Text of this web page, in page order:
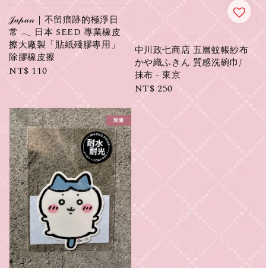
𝒥𝒶𝓅𝒶𝓃｜不留痕跡的極淨日
常 𓂃 日本 SEED 專業橡皮
擦大廠製「貼紙殘膠專用」
除膠橡皮擦
Regular
NT$ 110
中川政七商店 五層蚊帳紗布
かや織ふきん 質感洗碗巾/
抹布 - 東京
Regular
NT$ 250
現貨